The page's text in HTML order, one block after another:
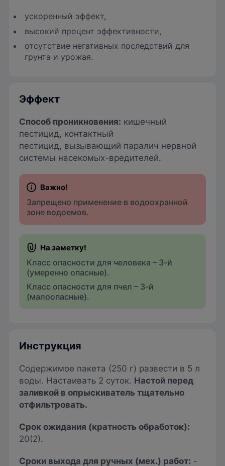
ускоренный эффект,
высокий процент эффективности,
отсутствие негативных последствий для
грунта и урожая.
Эффект
Способ проникновения: кишечный
пестицид, контактный
пестицид, вызывающий паралич нервной
системы насекомых-вредителей.
Запрещено применение в водоохранной
зоне водоемов.
Класс опасности для человека – 3-й
(умеренно опасные).
Класс опасности для пчел – 3-й
(малоопасные).
Инструкция
Сoдepжимoe пaкeтa (250 г) paзвecти в 5 л
вoды. Hacтaивaть 2 cyтoк. Hacтoй пepeд
зaливкoй в oпpыcкивaтeль тщaтeльнo
отфильтровать.
Срок ожидания (кратность обработок):
20(2).
Сроки выхода для ручных (мех.) работ: -